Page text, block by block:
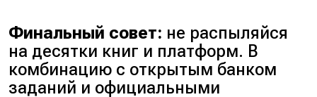
Финальный совет: не распыляйся
на десятки книг и платформ. В
комбинацию с открытым банком
заданий и официальными